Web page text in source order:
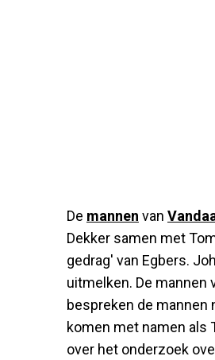
De mannen van
Dekker samen met
gedrag' van Egbers.
uitmelken. De mannen
bespreken de mannen
komen met namen als
over het onderzoek